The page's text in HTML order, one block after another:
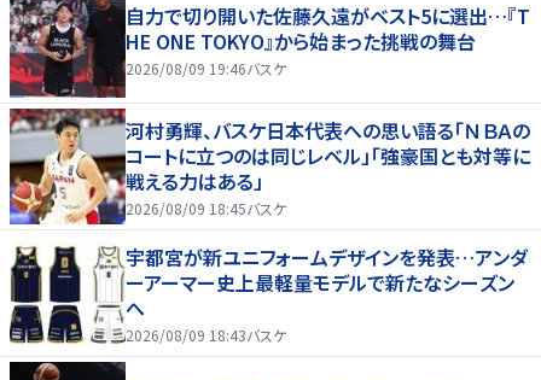
自力で切り開いた佐藤久遠がベスト5に選出…『T
HE ONE TOKYO』から始まった挑戦の舞台
2026/08/09 19:46バスケ
河村勇輝、バスケ日本代表への思い語る「ＮＢＡの
コートに立つのは同じレベル」「強豪国とも対等に
戦える力はある」
2026/08/09 18:45バスケ
宇都宮が新ユニフォームデザインを発表…アンダ
ーアーマー史上最軽量モデルで新たなシーズン
へ
2026/08/09 18:43バスケ